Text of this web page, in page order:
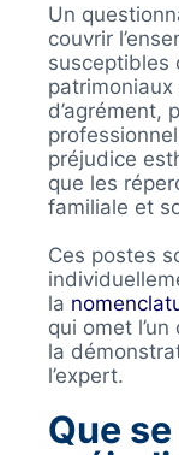
Un
couvrir
susceptibles
d’agrément,
préjudice
que les
familiale et
Ces postes
la
qui omet
la
l’expert.
Que